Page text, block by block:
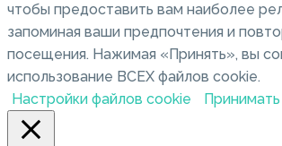
чтобы предоставить вам наиболее
запоминая ваши предпочтения и
посещения. Нажимая «Принять», вы
использование ВСЕХ файлов cookie.
Настройки файлов cookie
Принимать